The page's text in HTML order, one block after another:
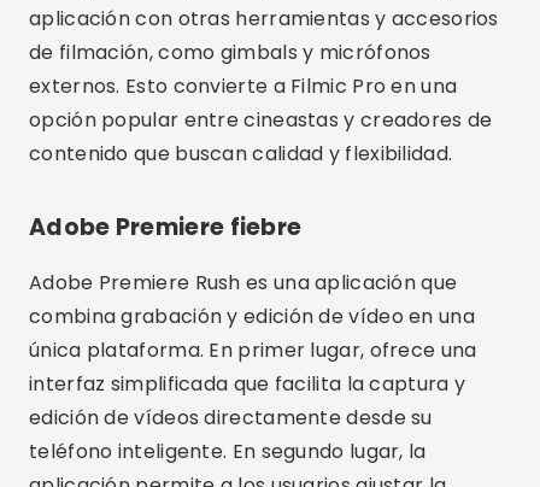
aplicación con otras herramientas y accesorios
de filmación, como gimbals y micrófonos
externos. Esto convierte a Filmic Pro en una
opción popular entre cineastas y creadores de
contenido que buscan calidad y flexibilidad.
Adobe Premiere fiebre
Adobe Premiere Rush es una aplicación que
combina grabación y edición de vídeo en una
única plataforma. En primer lugar, ofrece una
interfaz simplificada que facilita la captura y
edición de vídeos directamente desde su
teléfono inteligente. En segundo lugar, la